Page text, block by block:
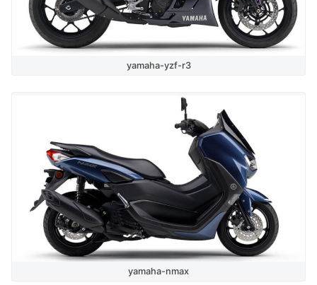
yamaha-yzf-r3
yamaha-nmax